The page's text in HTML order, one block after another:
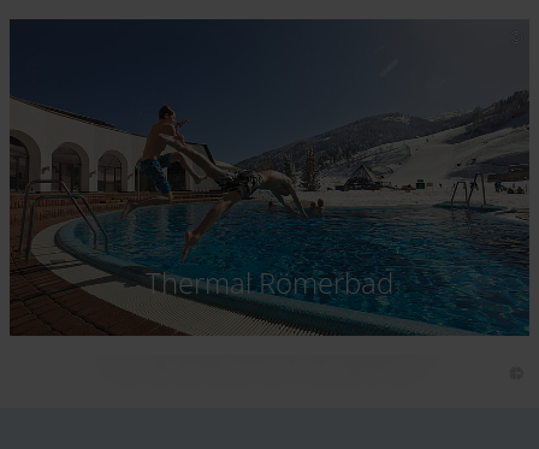
Thermal Römerbad
Le terme di St. Kathrein